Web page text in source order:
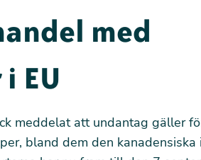
med
EU
meddelat att undantag gäller
bland dem den kanadensiska